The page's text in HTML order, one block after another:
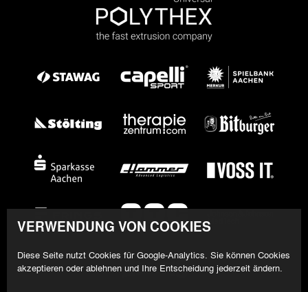
VERWENDUNG VON COOKIES
Diese Seite nutzt Cookies für Google-Analytics. Sie können Cookies
akzeptieren oder ablehnen und Ihre Entscheidung jederzeit ändern.